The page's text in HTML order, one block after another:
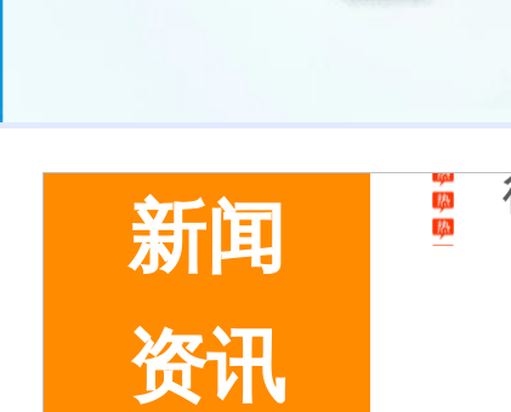
新闻
资讯